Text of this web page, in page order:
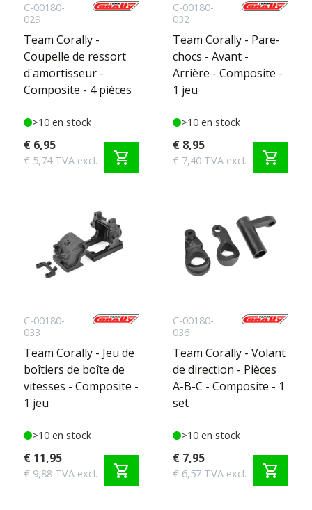
C-00180-
029
Team Corally -
Coupelle de ressort
d'amortisseur -
Composite - 4 pièces
>10 en stock
€ 6,95
€ 5,74 TVA excl. shopping_cart
C-00180-
032
Team Corally - Pare-
chocs - Avant -
Arrière - Composite -
1 jeu
>10 en stock
€ 8,95
€ 7,40 TVA excl. shopping_cart
C-00180-
033
Team Corally - Jeu de
boîtiers de boîte de
vitesses - Composite -
1 jeu
>10 en stock
€ 11,95
€ 9,88 TVA excl. shopping_cart
C-00180-
036
Team Corally - Volant
de direction - Pièces
A-B-C - Composite - 1
set
>10 en stock
€ 7,95
€ 6,57 TVA excl. shopping_cart